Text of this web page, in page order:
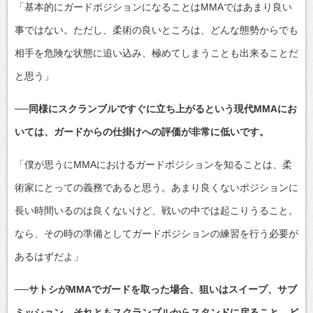
「基本的にガードポジションになることはMMAではあまり良い
事ではない。ただし、柔術の良いところは、どんな態勢からでも
相手を危険な状態に追い込み、極めてしまうことも出来ることだ
と思う」
──同様にスクランブルですぐに立ち上がるという現代MMAにお
いては、ガードからの仕掛けへの評価が非常に低いです。
「僕が思うにMMAにおけるガードポジションを知ることは、柔
術家にとっての義務であると思う。あまり良くないポジションに
長い時間いるのは良くないけど、戦いの中では起こりうること。
なら、その時の準備としてガードポジションの練習を行う必要が
あるはずだよ」
──サトシがMMAでガードを取った場合、狙いはスイープ、サブ